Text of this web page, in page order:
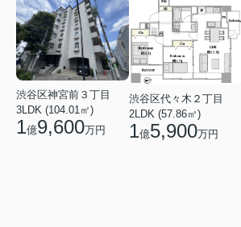
渋谷区神宮前３丁目
3LDK (104.01㎡)
1億9,600万円
渋谷区代々木２丁目
2LDK (57.86㎡)
1億5,900万円